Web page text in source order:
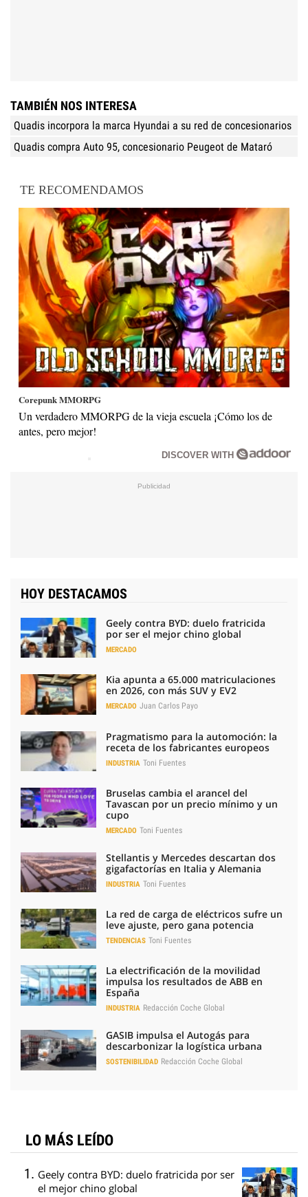
TAMBIÉN NOS INTERESA
Quadis incorpora la marca Hyundai a su red de concesionarios
Quadis compra Auto 95, concesionario Peugeot de Mataró
TE RECOMENDAMOS
Corepunk MMORPG
Un verdadero MMORPG de la vieja escuela ¡Cómo los de
antes, pero mejor!
DISCOVER WITH
HOY DESTACAMOS
Geely contra BYD: duelo fratricida
por ser el mejor chino global
MERCADO
Kia apunta a 65.000 matriculaciones
en 2026, con más SUV y EV2
MERCADO Juan Carlos Payo
Pragmatismo para la automoción: la
receta de los fabricantes europeos
INDUSTRIA Toni Fuentes
Bruselas cambia el arancel del
Tavascan por un precio mínimo y un
cupo
MERCADO Toni Fuentes
Stellantis y Mercedes descartan dos
gigafactorías en Italia y Alemania
INDUSTRIA Toni Fuentes
La red de carga de eléctricos sufre un
leve ajuste, pero gana potencia
TENDENCIAS Toni Fuentes
La electrificación de la movilidad
impulsa los resultados de ABB en
España
INDUSTRIA Redacción Coche Global
GASIB impulsa el Autogás para
descarbonizar la logística urbana
SOSTENIBILIDAD Redacción Coche Global
LO MÁS LEÍDO
Geely contra BYD: duelo fratricida por ser
el mejor chino global